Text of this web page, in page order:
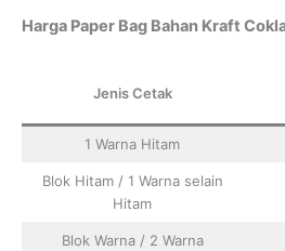
Harga Paper Bag Bahan Kraft
Jenis Cetak
1 Warna Hitam
Blok Hitam / 1 Warna selain
Hitam
Blok Warna / 2 Warna